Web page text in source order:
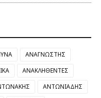
ΑΝΑΓΝΩΣΤΗΣ
ΑΝΑΚΛΗΘΕΝΤΕΣ
ΑΝΤΩΝΙΑΔΗΣ